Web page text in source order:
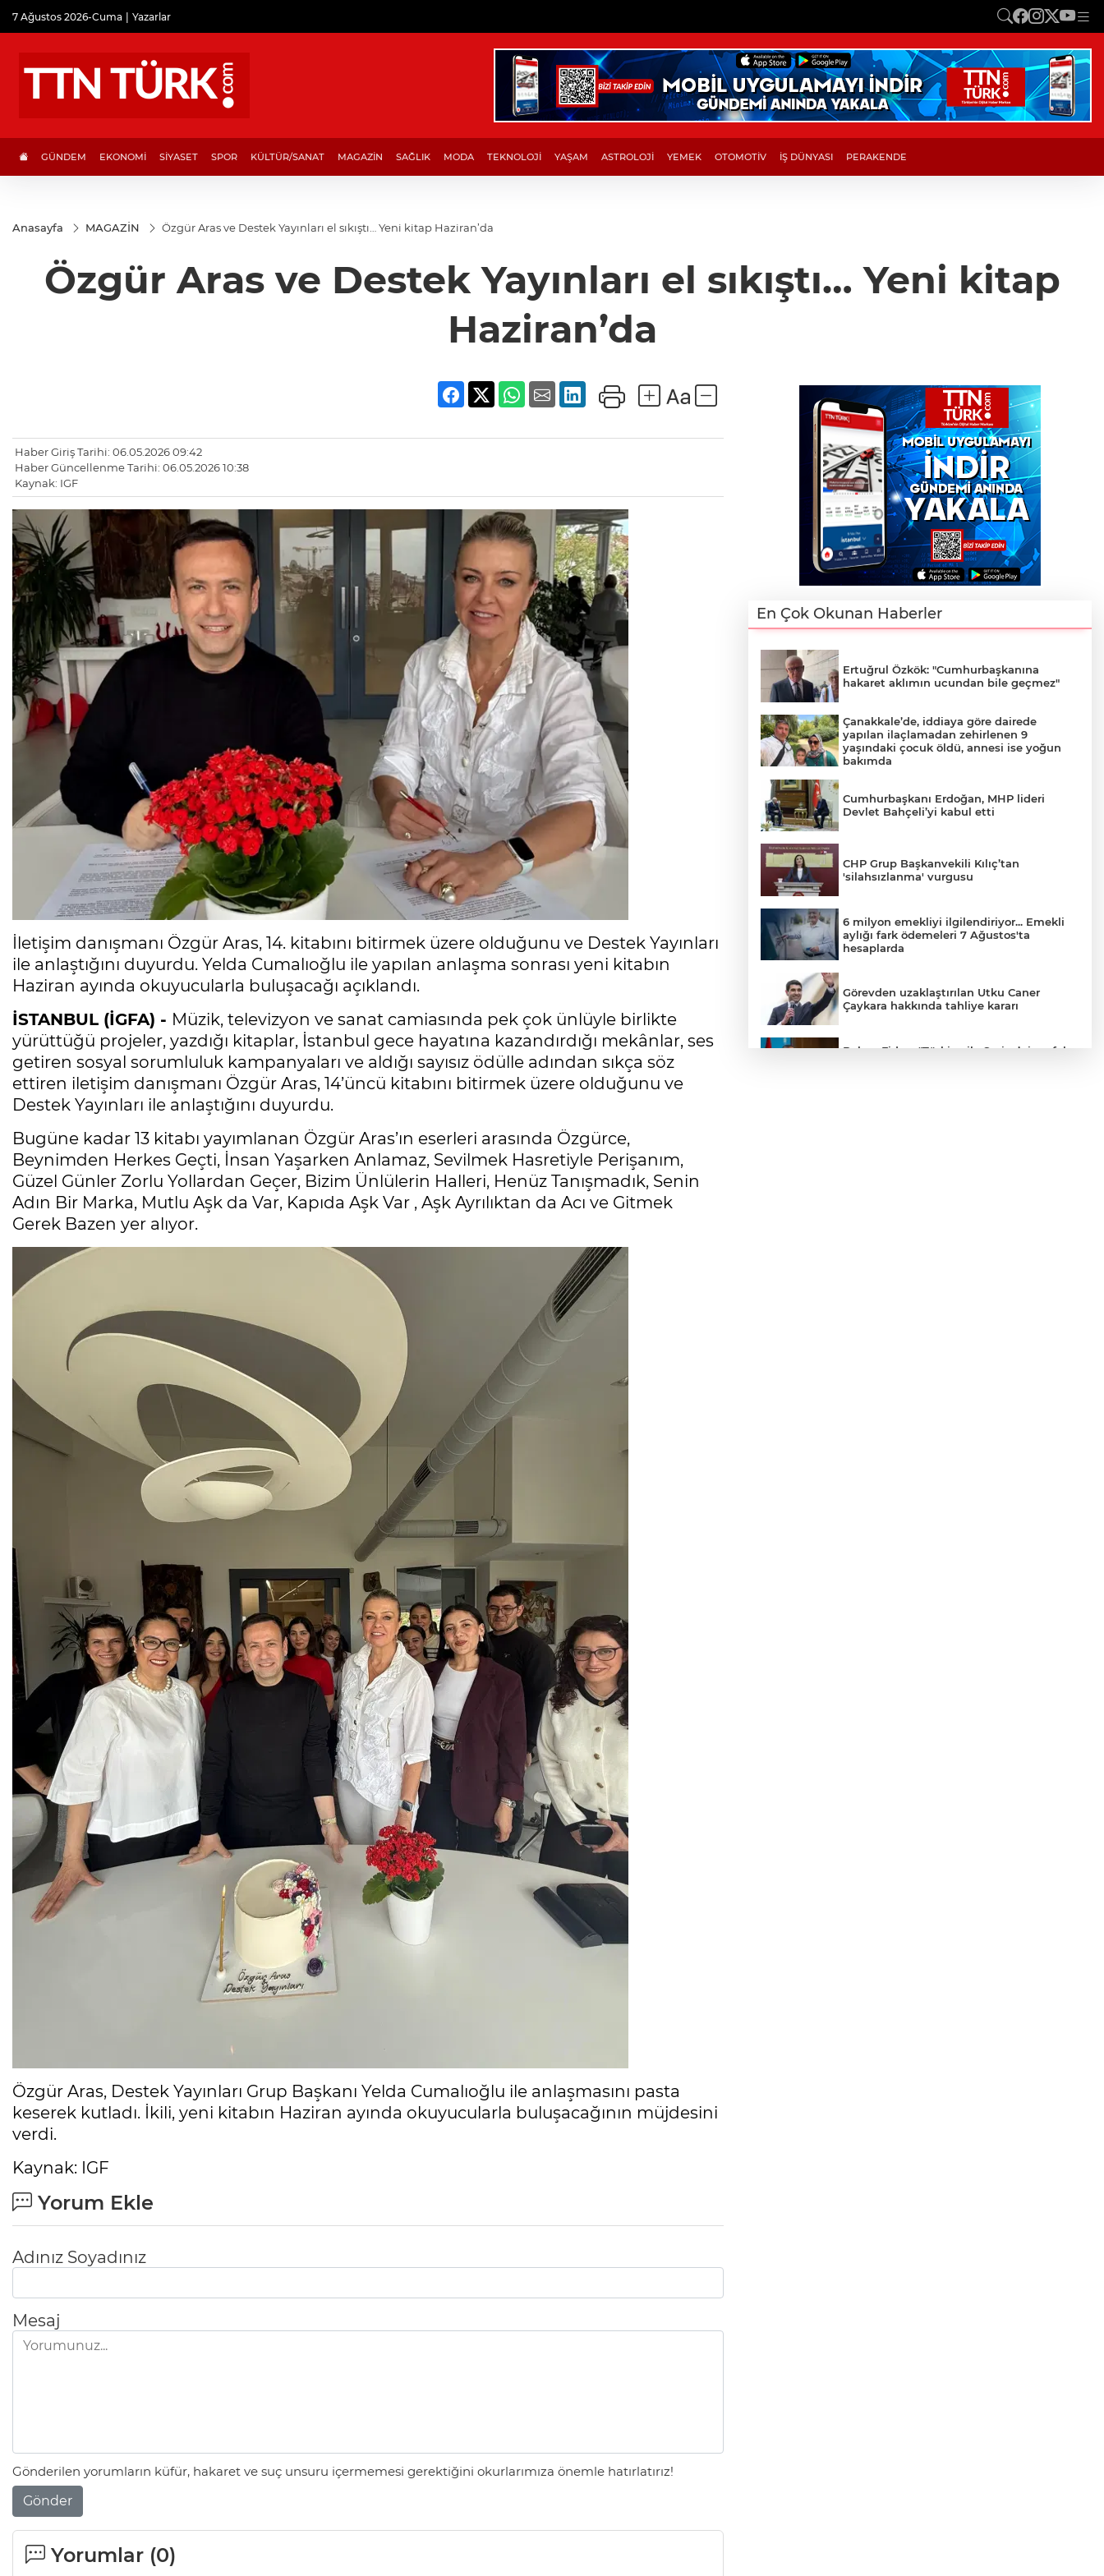
7 Ağustos 2026-Cuma Yazarlar
GÜNDEM EKONOMİ SİYASET SPOR KÜLTÜR/SANAT MAGAZİN SAĞLIK MODA TEKNOLOJİ YAŞAM ASTROLOJİ YEMEK OTOMOTİV İŞ DÜNYASI PERAKENDE
Anasayfa MAGAZİN Özgür Aras ve Destek Yayınları el sıkıştı… Yeni kitap Haziran’da
Özgür Aras ve Destek Yayınları el sıkıştı… Yeni kitap
Haziran’da
Haber Giriş Tarihi: 06.05.2026 09:42
Haber Güncellenme Tarihi: 06.05.2026 10:38
Kaynak: IGF
İletişim danışmanı Özgür Aras, 14. kitabını bitirmek üzere olduğunu ve Destek Yayınları
ile anlaştığını duyurdu. Yelda Cumalıoğlu ile yapılan anlaşma sonrası yeni kitabın
Haziran ayında okuyucularla buluşacağı açıklandı.
İSTANBUL (İGFA) - Müzik, televizyon ve sanat camiasında pek çok ünlüyle birlikte
yürüttüğü projeler, yazdığı kitaplar, İstanbul gece hayatına kazandırdığı mekânlar, ses
getiren sosyal sorumluluk kampanyaları ve aldığı sayısız ödülle adından sıkça söz
ettiren iletişim danışmanı Özgür Aras, 14’üncü kitabını bitirmek üzere olduğunu ve
Destek Yayınları ile anlaştığını duyurdu.
Bugüne kadar 13 kitabı yayımlanan Özgür Aras’ın eserleri arasında Özgürce,
Beynimden Herkes Geçti, İnsan Yaşarken Anlamaz, Sevilmek Hasretiyle Perişanım,
Güzel Günler Zorlu Yollardan Geçer, Bizim Ünlülerin Halleri, Henüz Tanışmadık, Senin
Adın Bir Marka, Mutlu Aşk da Var, Kapıda Aşk Var , Aşk Ayrılıktan da Acı ve Gitmek
Gerek Bazen yer alıyor.
Özgür Aras, Destek Yayınları Grup Başkanı Yelda Cumalıoğlu ile anlaşmasını pasta
keserek kutladı. İkili, yeni kitabın Haziran ayında okuyucularla buluşacağının müjdesini
verdi.
Kaynak: IGF
Yorum Ekle
Adınız Soyadınız
Mesaj
Gönderilen yorumların küfür, hakaret ve suç unsuru içermemesi gerektiğini okurlarımıza önemle hatırlatırız!
Gönder
Yorumlar (0)
En Çok Okunan Haberler
Ertuğrul Özkök: "Cumhurbaşkanına
hakaret aklımın ucundan bile geçmez"
Çanakkale’de, iddiaya göre dairede
yapılan ilaçlamadan zehirlenen 9
yaşındaki çocuk öldü, annesi ise yoğun
bakımda
Cumhurbaşkanı Erdoğan, MHP lideri
Devlet Bahçeli’yi kabul etti
CHP Grup Başkanvekili Kılıç’tan
'silahsızlanma' vurgusu
6 milyon emekliyi ilgilendiriyor... Emekli
aylığı fark ödemeleri 7 Ağustos'ta
hesaplarda
Görevden uzaklaştırılan Utku Caner
Çaykara hakkında tahliye kararı
Bakan Fidan: "Türkiye ile Suriye’nin refah